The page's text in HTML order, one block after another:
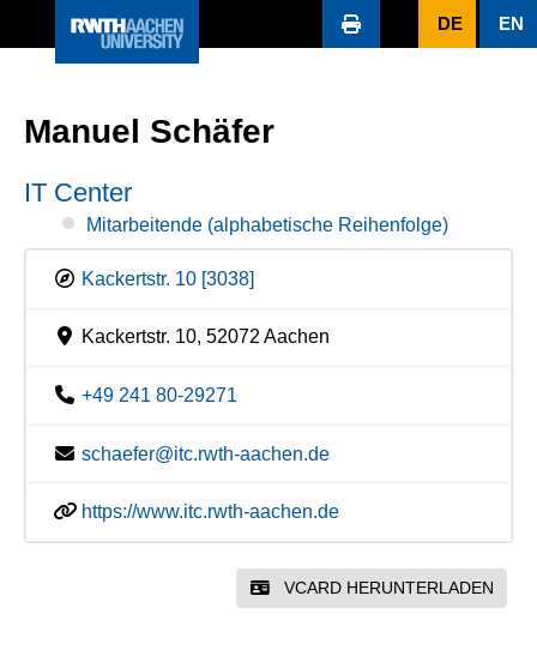
DE EN
Manuel Schäfer
IT Center
Mitarbeitende (alphabetische Reihenfolge)
Kackertstr. 10 [3038]
Kackertstr. 10, 52072 Aachen
+49 241 80-29271
schaefer@itc.rwth-aachen.de
https://www.itc.rwth-aachen.de
VCARD HERUNTERLADEN